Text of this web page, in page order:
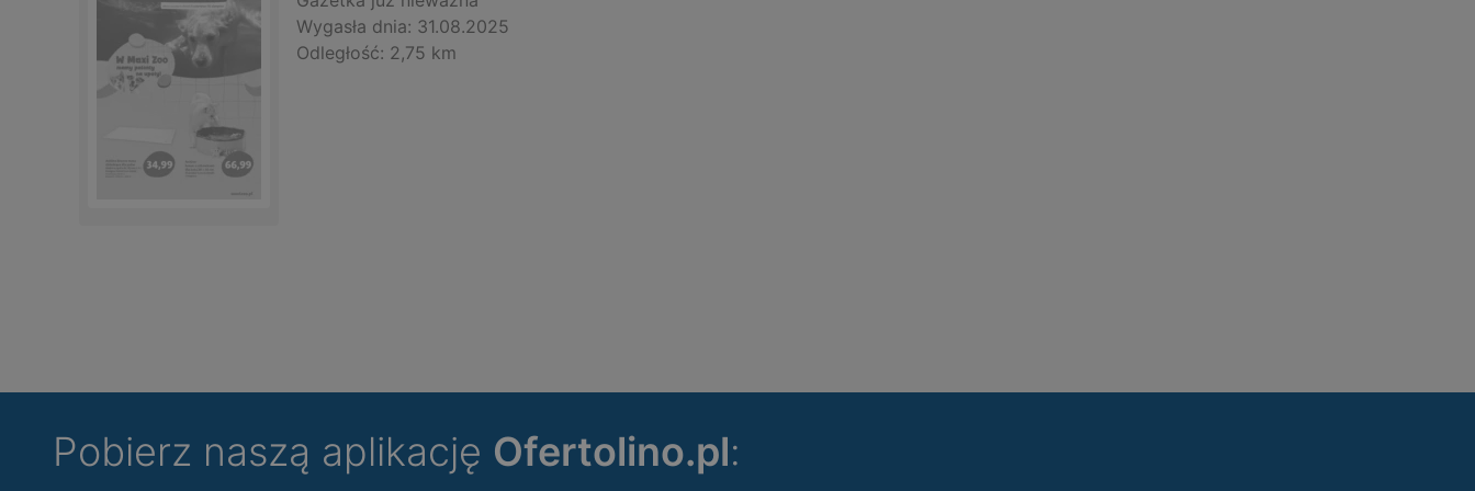
Wygasła dnia: 31.08.2025
Odległość: 2,75 km
Pobierz naszą aplikację Ofertolino.pl: